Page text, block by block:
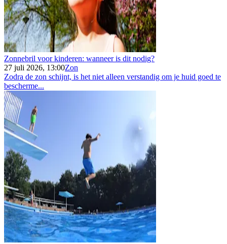
Zonnebril voor kinderen: wanneer is dit nodig?
27 juli 2026, 13:00Zon
Zodra de zon schijnt, is het niet alleen verstandig om je huid goed te
bescherme...